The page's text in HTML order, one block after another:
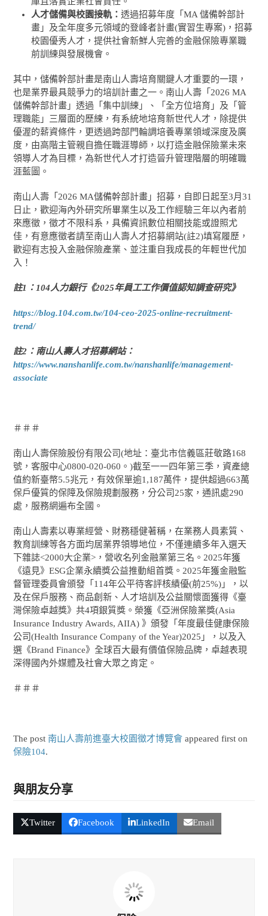
人才儲備與校園接軌：透過招募年度「MA 儲備幹部計
畫」及全年度多元領域的登峰者計畫(實習生專案)，招募
校園優秀人才，提供社會新鮮人完善的金融保險專業職
前訓練與發展機會。
其中，儲備幹部計畫是南山人壽培育關鍵人才重要的一環，
也是業界最具競爭力的培訓計畫之一。南山人壽「2026 MA
儲備幹部計畫」透過「集中訓練」、「全方位培育」及「管
理職能」三層面的歷練，有系統地培育新世代人才，除提供
優渥的薪資條件，更透過跨部門輪調培養專業領域深度及廣
度，由高階主管親自擔任職涯導師，以打造金融保險業未來
領導人才為目標，為新世代人才打造晉升管理階層的明確職
涯藍圖。
南山人壽「2026 MA儲備幹部計畫」招募，自即日起至3月31
日止，歡迎海內外研究所畢業生以及工作經驗三年以內者前
來應徵，徵才不限科系，具備資訊數位相關技能或證照尤
佳，有意應徵者請至南山人壽人才招募網站(註2)填寫履歷，
歡迎有志投入金融保險產業、並注重自我成長的年輕世代加
入！
註1：104人力銀行《2025年員工工作價值認知調查研究》
https://blog.104.com.tw/104-ceo-2025-online-recruitment-
trend/
註2：南山人壽人才招募網站：
https://www.nanshanlife.com.tw/nanshanlife/management-
associate
＃＃＃
南山人壽保險股份有限公司(地址：臺北市信義區莊敬路168
號，客服中心0800-020-060。)截至一一四年第三季，資產總
值約新臺幣5.5兆元，有效保單逾1,187萬件，提供超過663萬
保戶優質的保障及保險規劃服務，分公司25家，通訊處290
處，服務網遍布全國。
南山人壽素以專業經營、財務穩健著稱，在業務人員素質、
教育訓練等各方面均居業界領導地位，不僅連續多年入選天
下雜誌<2000大企業>，營收名列金融業第三名。2025年獲
《遠見》ESG企業永續獎公益推動組首獎。2025年獲金融監
督管理委員會頒發「114年公平待客評核績優(前25%)」，以
及在保戶服務、商品創新、人才培訓及公益關懷面獲得《臺
灣保險卓越獎》共4項銀質獎。榮獲《亞洲保險業獎(Asia
Insurance Industry Awards, AIIA) 》頒發「年度最佳健康保險
公司(Health Insurance Company of the Year)2025」，以及入
選《Brand Finance》全球百大最有價值保險品牌，卓越表現
深得國內外媒體及社會大眾之肯定。
＃＃＃
The post 南山人壽前進臺大校園徵才博覽會 appeared first on
保險104.
與朋友分享
Twitter Facebook LinkedIn Email